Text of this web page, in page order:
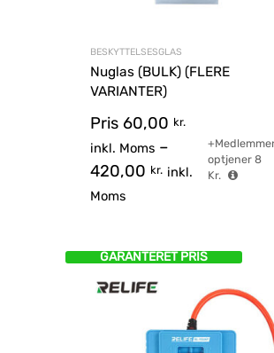
BESKYTTELSESGLAS
Nuglas (BULK) (FLERE
VARIANTER)
Pris 60,00 kr.
inkl. Moms –
420,00 kr. inkl.
Moms
optjener 8
Kr.
GARANTERET PRIS